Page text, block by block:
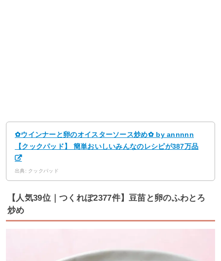
✿ウインナーと卵のオイスターソース炒め✿ by annnnn
【クックパッド】 簡単おいしいみんなのレシピが387万品
出典: クックパッド
【人気39位｜つくれぽ2377件】豆苗と卵のふわとろ
炒め